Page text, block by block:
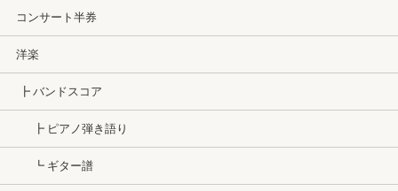
コンサート半券
洋楽
┣ バンドスコア
┣ ピアノ弾き語り
┗ ギター譜